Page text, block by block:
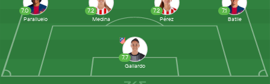
7.2
Medina
7.2
Pérez
7.0
Paralluelo
7.7
Gallardo
7.1
Batlle